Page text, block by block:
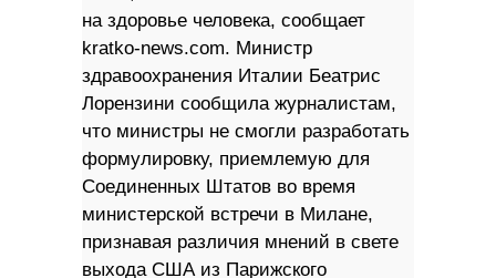
на здоровье человека, сообщает
kratko-news.com. Министр
здравоохранения Италии Беатрис
Лорензини сообщила журналистам,
что министры не смогли разработать
формулировку, приемлемую для
Соединенных Штатов во время
министерской встречи в Милане,
признавая различия мнений в свете
выхода США из Парижского